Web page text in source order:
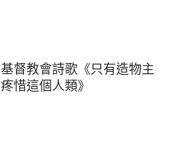
基督教會詩歌《只有造物主
疼惜這個人類》